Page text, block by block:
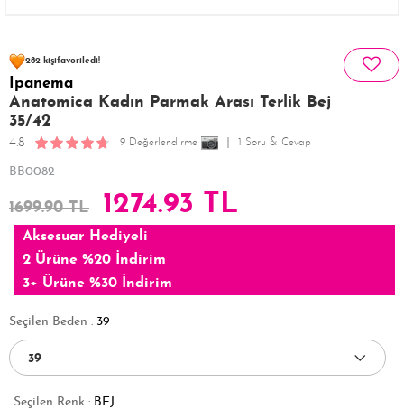
282 kişifavoriledi!
20 kişiSatın Aldı!
355 kişiGörüntüledi!
Ipanema
Anatomica Kadın Parmak Arası Terlik Bej
35/42
4.8 9 Değerlendirme 1 Soru & Cevap
BB0082
1699.90 TL 1274.93 TL
Aksesuar Hediyeli
2 Ürüne %20 İndirim
3+ Ürüne %30 İndirim
Seçilen Beden : 39
Seçilen Renk : BEJ